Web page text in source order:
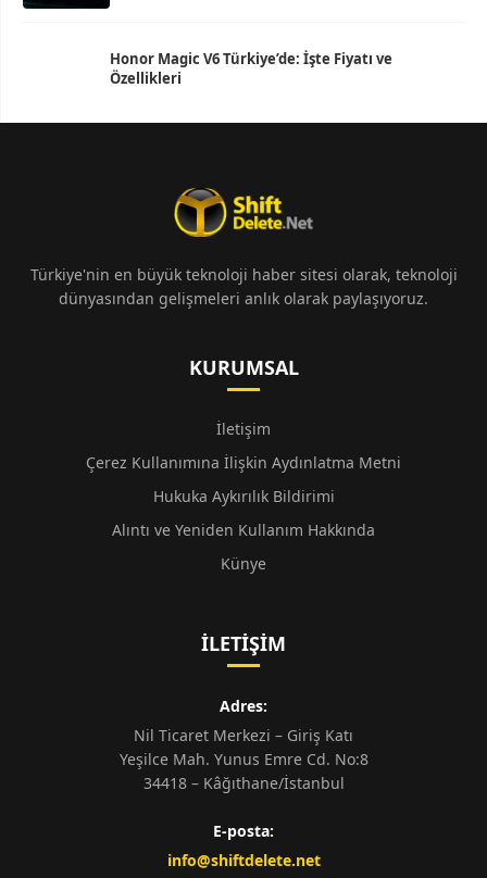
Honor Magic V6 Türkiye’de: İşte Fiyatı ve
Özellikleri
Türkiye'nin en büyük teknoloji haber sitesi olarak, teknoloji
dünyasından gelişmeleri anlık olarak paylaşıyoruz.
KURUMSAL
İletişim
Çerez Kullanımına İlişkin Aydınlatma Metni
Hukuka Aykırılık Bildirimi
Alıntı ve Yeniden Kullanım Hakkında
Künye
İLETIŞIM
Adres:
Nil Ticaret Merkezi – Giriş Katı
Yeşilce Mah. Yunus Emre Cd. No:8
34418 – Kâğıthane/İstanbul
E-posta:
info@shiftdelete.net